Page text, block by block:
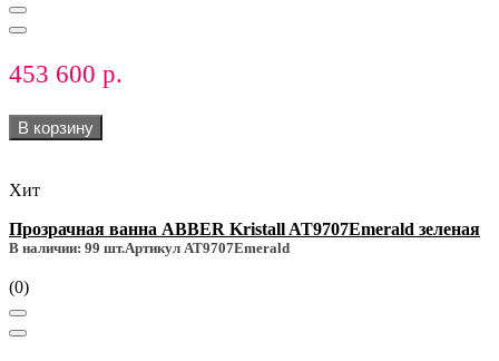
453 600 р.
В корзину
Хит
Прозрачная ванна ABBER Kristall AT9707Emerald зеленая
В наличии: 99 шт.Артикул AT9707Emerald
(0)